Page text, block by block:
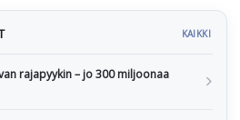
KAIKKI
rajapyykin – jo 300 miljoonaa